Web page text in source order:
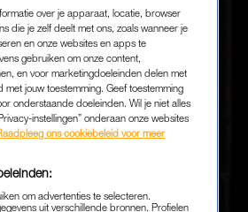
over je apparaat, locatie, browser
die je zelf deelt met ons, zoals wanneer je
en onze websites en apps te
gebruiken om onze content,
en voor marketingdoeleinden delen met
jouw toestemming. Geef toestemming
onderstaande doeleinden. Wil je niet alles
instellingen” onderaan onze websites
ons cookiebeleid voor meer
om advertenties te selecteren.
uit verschillende bronnen. Profielen